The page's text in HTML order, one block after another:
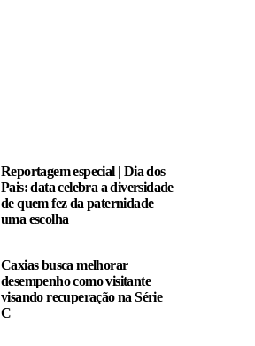
Reportagem especial | Dia dos
Pais: data celebra a diversidade
de quem fez da paternidade
uma escolha
Caxias busca melhorar
desempenho como visitante
visando recuperação na Série
C